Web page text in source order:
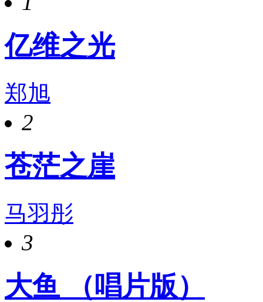
亿维之光
郑旭
2
苍茫之崖
马羽彤
3
大鱼 （唱片版）